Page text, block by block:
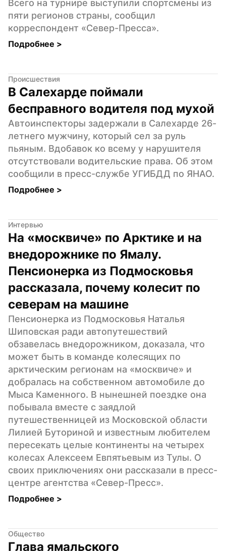
Всего на турнире выступили спортсмены из
пяти регионов страны, сообщил
корреспондент «Север-Пресса».
Подробнее >
Происшествия
В Салехарде поймали
бесправного водителя под мухой
Автоинспекторы задержали в Салехарде 26-
летнего мужчину, который сел за руль
пьяным. Вдобавок ко всему у нарушителя
отсутствовали водительские права. Об этом
сообщили в пресс-службе УГИБДД по ЯНАО.
Подробнее >
Интервью
На «москвиче» по Арктике и на
внедорожнике по Ямалу.
Пенсионерка из Подмосковья
рассказала, почему колесит по
северам на машине
Пенсионерка из Подмосковья Наталья
Шиповская ради автопутешествий
обзавелась внедорожником, доказала, что
может быть в команде колесящих по
арктическим регионам на «москвиче» и
добралась на собственном автомобиле до
Мыса Каменного. В нынешней поездке она
побывала вместе с заядлой
путешественницей из Московской области
Лилией Буториной и известным любителем
пересекать целые континенты на четырех
колесах Алексеем Евпятьевым из Тулы. О
своих приключениях они рассказали в пресс-
центре агентства «Север-Пресс».
Подробнее >
Общество
Глава ямальского